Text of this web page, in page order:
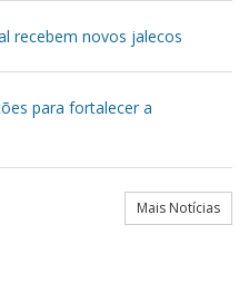
recebem novos jalecos
para fortalecer a
Mais Notícias